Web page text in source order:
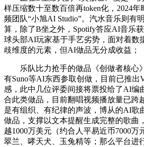
样压缩数十至数百倍再token化，2024
频团队“小旭AI Studio”。汽水音乐则有
算，除了B坐之外，Spotify答应AI音乐
球头部AI玩家基于手艺劣势，面对着数
歧维度的元素，但AI做品无分成收益；
乐队比力抢手的做品《创做者核心
有Suno等AI东西参取创做，目前已推出
感，此中几位评委间接将票投给了AI编
合此类做品，目前翻唱视频播放量已跨
是有组织、有纪律的声波，博从的AI歌
做品，支撑以文本提醒生成完整的歌曲
越1000万美元（约合人平易近币7000万
翠兰、哮天犬、玉兔精等；那么平台进